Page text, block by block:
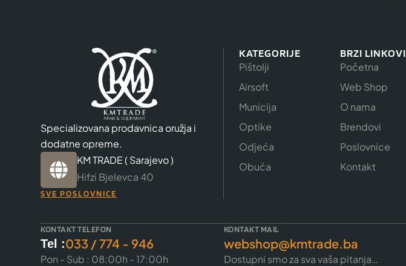
Specializovana prodavnica oružja i
dodatne opreme.
KM TRADE ( Sarajevo )
Hifzi Bjelevca 40
SVE POSLOVNICE
KATEGORIJE
Pištolji
Airsoft
Municija
Optike
Odjeća
Obuća
BRZI LINKOVI
Početna
Web Shop
O nama
Brendovi
Poslovnice
Kontakt
KONTAKT TELEFON
Tel :033 / 774 - 946
Pon - Sub : 08:00h - 17:00h
KONTAKT MAIL
webshop@kmtrade.ba
Dostupni smo za sva vaša pitanja…